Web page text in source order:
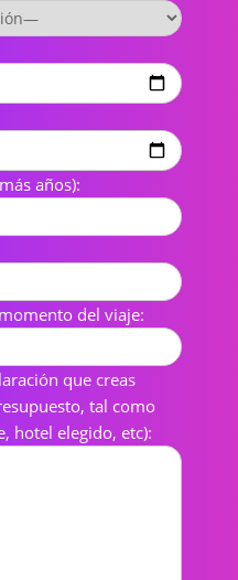
años):
del viaje:
que creas
tal como
hotel elegido, etc):